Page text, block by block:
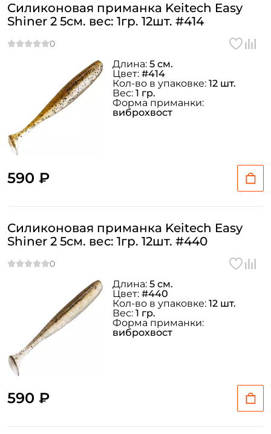
Силиконовая приманка Keitech Easy
Shiner 2 5см. вес: 1гр. 12шт. #414
590 ₽
Длина: 5 см.
Цвет: #414
Кол-во в упаковке: 12 шт.
Вес: 1 гр.
Форма приманки:
виброхвост
Силиконовая приманка Keitech Easy
Shiner 2 5см. вес: 1гр. 12шт. #440
590 ₽
Длина: 5 см.
Цвет: #440
Кол-во в упаковке: 12 шт.
Вес: 1 гр.
Форма приманки:
виброхвост